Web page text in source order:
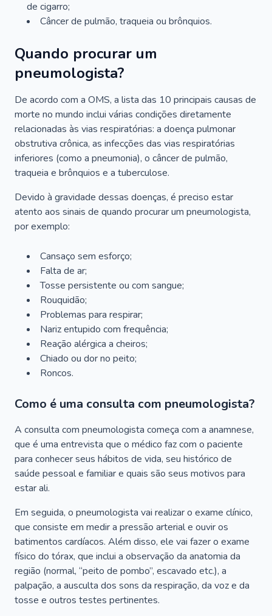
de cigarro;
Câncer de pulmão, traqueia ou brônquios.
Quando procurar um
pneumologista?
De acordo com a OMS, a lista das 10 principais causas de
morte no mundo inclui várias condições diretamente
relacionadas às vias respiratórias: a doença pulmonar
obstrutiva crônica, as infecções das vias respiratórias
inferiores (como a pneumonia), o câncer de pulmão,
traqueia e brônquios e a tuberculose.
Devido à gravidade dessas doenças, é preciso estar
atento aos sinais de quando procurar um pneumologista,
por exemplo:
Cansaço sem esforço;
Falta de ar;
Tosse persistente ou com sangue;
Rouquidão;
Problemas para respirar;
Nariz entupido com frequência;
Reação alérgica a cheiros;
Chiado ou dor no peito;
Roncos.
Como é uma consulta com pneumologista?
A consulta com pneumologista começa com a anamnese,
que é uma entrevista que o médico faz com o paciente
para conhecer seus hábitos de vida, seu histórico de
saúde pessoal e familiar e quais são seus motivos para
estar ali.
Em seguida, o pneumologista vai realizar o exame clínico,
que consiste em medir a pressão arterial e ouvir os
batimentos cardíacos. Além disso, ele vai fazer o exame
físico do tórax, que inclui a observação da anatomia da
região (normal, “peito de pombo”, escavado etc.), a
palpação, a ausculta dos sons da respiração, da voz e da
tosse e outros testes pertinentes.